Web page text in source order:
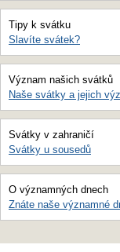
Tipy k svátku
Slavíte svátek?
Význam našich svátků
Naše svátky a jejich
Svátky v zahraničí
Svátky u sousedů
O významných dnech
Znáte naše významné